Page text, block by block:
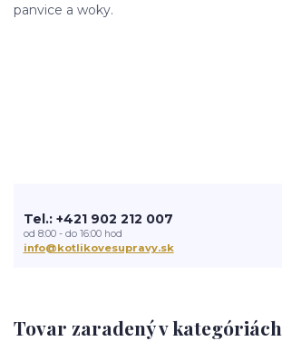
panvice a woky.
Tovar zaradený v kategóriách
Tel.: +421 902 212 007
od 8:00 - do 16:00 hod
info@kotlikovesupravy.sk